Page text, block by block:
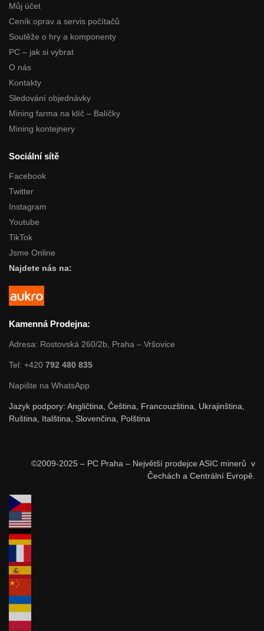
Můj účet
Ceník oprav a servis počítačů
Soutěže o hry a komponenty
PC – jak si vybrat
O nás
Kontakty
Sledování objednávky
Mining farma na klíč – Balíčky
Mining kontejnery
Sociální sítě
Facebook
Twitter
Instagram
Youtube
TikTok
Jsme Online
Najdete nás na:
Kamenná Prodejna:
Adresa: Rostovská 260/2b, Praha – Vršovice
Tel: +420 792 480 835
Napište na WhatsApp
Jazyk podpory: Angličtina, Čeština, Francouzština, Ukrajinština,
Ruština, Italština, Slovenčina, Polština
©2009-2025 – PC Praha – Největší prodejce ASIC minerů v
Čechách a Centrální Evropě.